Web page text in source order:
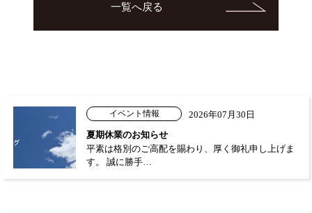
一覧へ戻る
イベント情報
2026年07月30日
夏期休業のお知らせ
平素は格別のご高配を賜わり、厚く御礼申し上げま
す。 誠に勝手…